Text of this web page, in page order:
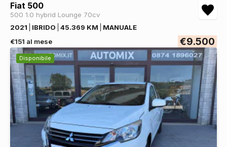
Fiat 500
500 1.0 hybrid Lounge 70cv
2021
IBRIDO 45.369 KM
MANUALE
€151 al mese
€9.500
Disponibile